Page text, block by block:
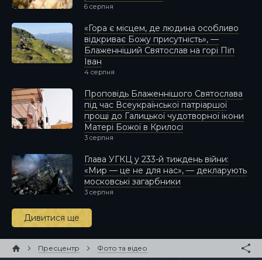
6 серпня
«Гора є місцем, де людина особливо
відкриває Божу присутність», —
Блаженніший Святослав на горі Піп
Іван
4 серпня
Проповідь Блаженнішого Святослава
під час Всеукраїнської патріаршої
прощі до Галицької чудотворної ікони
Матері Божої в Крилосі
3 серпня
Глава УГКЦ у 233-й тиждень війни:
«Мир — це не для нас», — декларують
московські загарбники
3 серпня
Дивитися ще
Пресцентр Фото та відео